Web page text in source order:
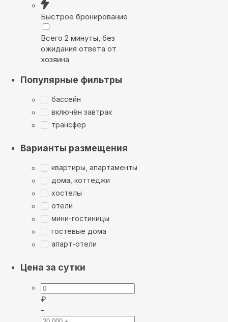
Быстрое бронирование
Всего 2 минуты, без
ожидания ответа от
хозяина
Популярные фильтры
бассейн
включён завтрак
трансфер
Варианты размещения
квартиры, апартаменты
дома, коттеджи
хостелы
отели
мини-гостиницы
гостевые дома
апарт-отели
Цена за сутки
₽
-